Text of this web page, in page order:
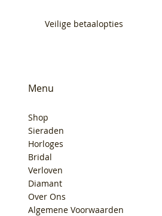
Veilige betaalopties
Menu
Shop
Sieraden
Horloges
Bridal
Verloven
Diamant
Over Ons
Algemene Voorwaarden